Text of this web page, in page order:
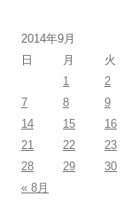
2014年9月
日
月 火
« 8月
1 2
7
8 9
14
15 16
21
22 23
28
29 30